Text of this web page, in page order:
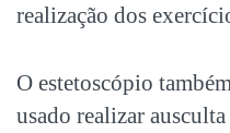
realização dos
O estetoscópio
usado realizar